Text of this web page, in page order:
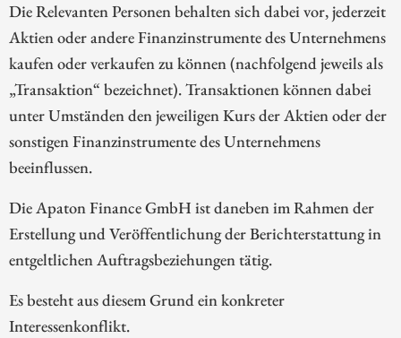
Die Relevanten Personen behalten sich dabei vor, jederzeit
Aktien oder andere Finanzinstrumente des Unternehmens
kaufen oder verkaufen zu können (nachfolgend jeweils als
„Transaktion“ bezeichnet). Transaktionen können dabei
unter Umständen den jeweiligen Kurs der Aktien oder der
sonstigen Finanzinstrumente des Unternehmens
beeinflussen.
Die Apaton Finance GmbH ist daneben im Rahmen der
Erstellung und Veröffentlichung der Berichterstattung in
entgeltlichen Auftragsbeziehungen tätig.
Es besteht aus diesem Grund ein konkreter
Interessenkonflikt.